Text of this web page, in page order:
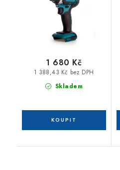
Skladem
1 388,43 Kč bez DPH
1 680 Kč